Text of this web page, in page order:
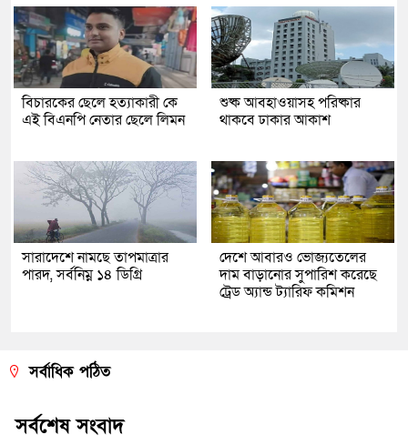
বিচারকের ছেলে হত্যাকারী কে
এই বিএনপি নেতার ছেলে লিমন
শুষ্ক আবহাওয়াসহ পরিষ্কার
থাকবে ঢাকার আকাশ
সারাদেশে নামছে তাপমাত্রার
পারদ, সর্বনিম্ন ১৪ ডিগ্রি
দেশে আবারও ভোজ্যতেলের
দাম বাড়ানোর সুপারিশ করেছে
ট্রেড অ্যান্ড ট্যারিফ কমিশন
সর্বাধিক পঠিত
সর্বশেষ সংবাদ